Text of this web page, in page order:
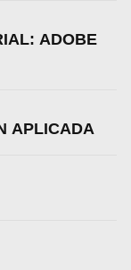
ADOBE
APLICADA